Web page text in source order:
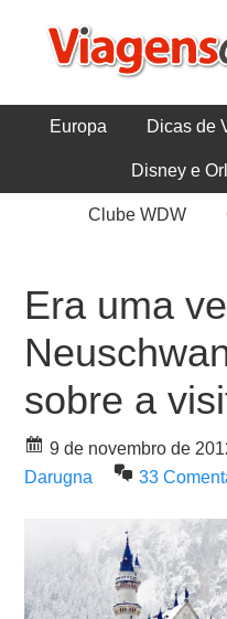
Europa Dicas de
Disney e
Clube WDW
Era uma
sobre a
9 de novembro de
Darugna
33